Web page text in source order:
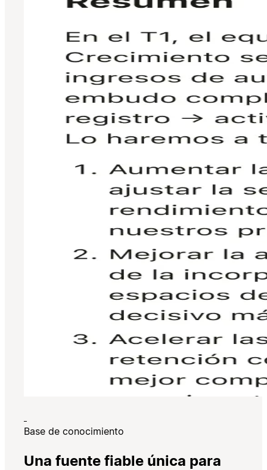
Base de conocimiento
Una fuente fiable única para